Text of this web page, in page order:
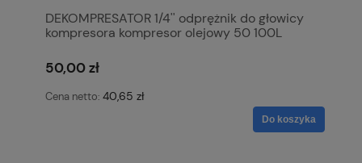
DEKOMPRESATOR 1/4'' odprężnik do głowicy
kompresora kompresor olejowy 50 100L
50,00 zł
Cena netto: 40,65 zł
Do koszyka